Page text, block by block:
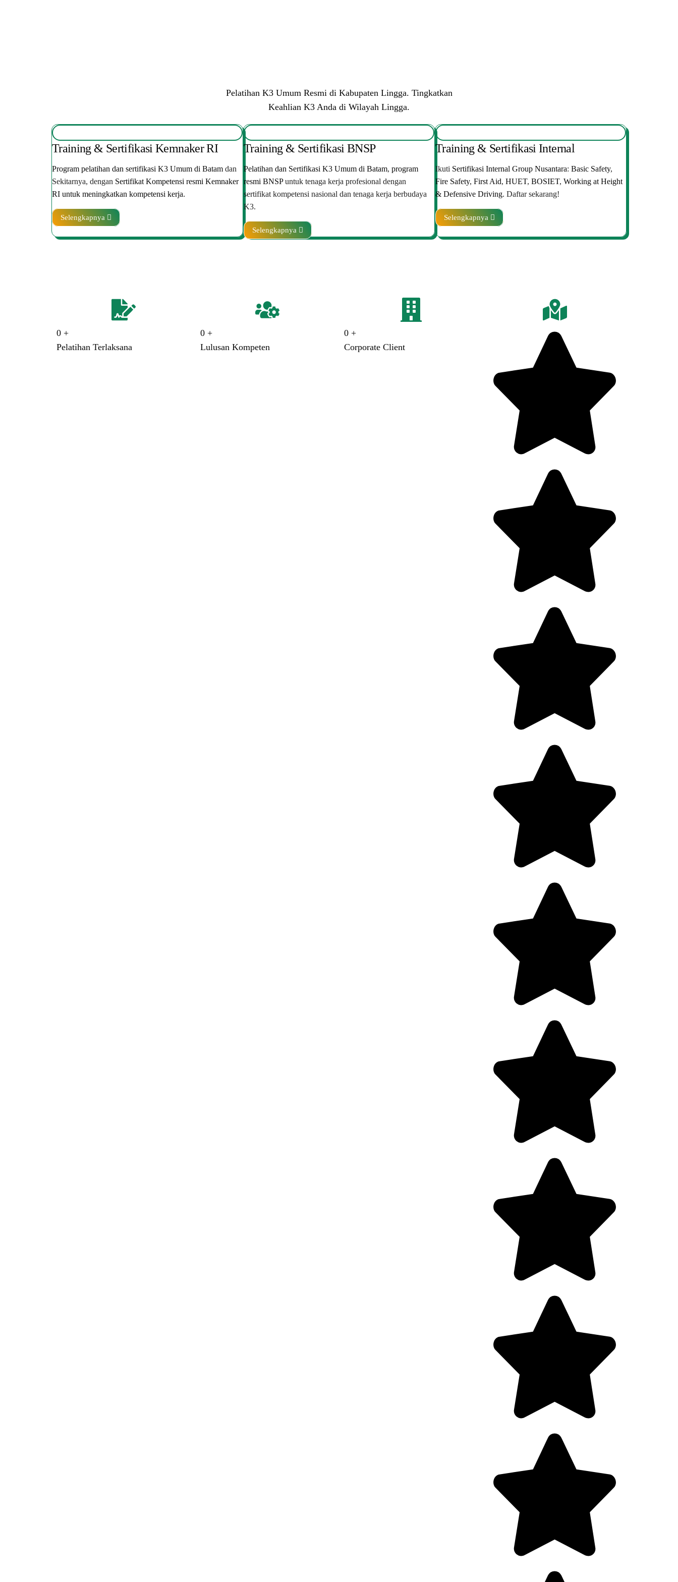
Pelatihan K3 Umum Resmi di Kabupaten Lingga. Tingkatkan
Keahlian K3 Anda di Wilayah Lingga.
Training & Sertifikasi Kemnaker RI
Program pelatihan dan sertifikasi K3 Umum di Batam dan
Sekitarnya, dengan Sertifikat Kompetensi resmi Kemnaker
RI untuk meningkatkan kompetensi kerja.
Selengkapnya
Training & Sertifikasi BNSP
Pelatihan dan Sertifikasi K3 Umum di Batam, program
resmi BNSPuntuk tenaga kerja profesional dengan
sertifikat kompetensi nasional dan tenaga kerja berbudaya
K3.
Selengkapnya
Training & Sertifikasi Internal
Ikuti Sertifikasi Internal Group Nusantara: Basic Safety,
Fire Safety, First Aid, HUET, BOSIET, Working at Height
& Defensive Driving. Daftar sekarang!
Selengkapnya
0 +
Pelatihan Terlaksana
0 +
Lulusan Kompeten
0 +
Corporate Client